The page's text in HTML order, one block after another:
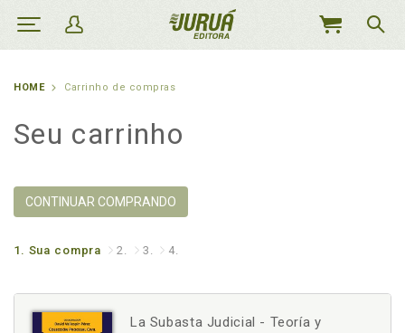
MEU
HOME Carrinho de compras
Seu carrinho
CONTINUAR COMPRANDO
1. Sua compra 2. 3. 4.
La Subasta Judicial - Teoría y